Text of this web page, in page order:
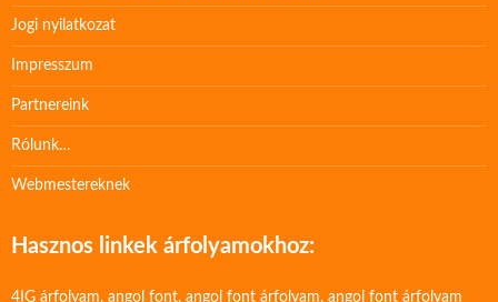
Jogi nyilatkozat
Impresszum
Partnereink
Rólunk…
Webmestereknek
Hasznos linkek árfolyamokhoz:
4IG árfolyam, angol font, angol font árfolyam, angol font árfolyam